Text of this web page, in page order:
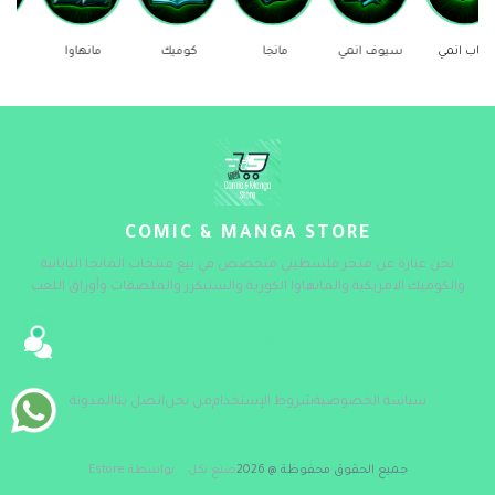
سيوف انمي مانجا كوميك مانهاوا ستيكرز
COMIC & MANGA STORE
نحن عبارة عن متجر فلسطيني متخصص في بيع منتجات المانجا اليابانية
والكوميك الامريكية والمانهاوا الكورية والستيكرز والملصقات وأوراق اللعب
سياسة الخصوصيةشروط الإستخداممن نحناتصل بناالمدونة
جميع الحقوق محفوظة @ 2026 صنع بكل بواسطة Estore